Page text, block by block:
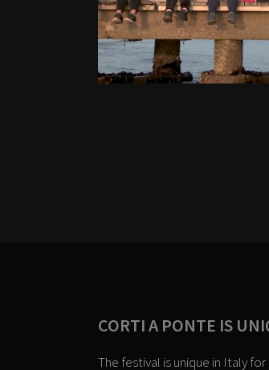
CORTI A PONTE IS
The festival is unique in Italy